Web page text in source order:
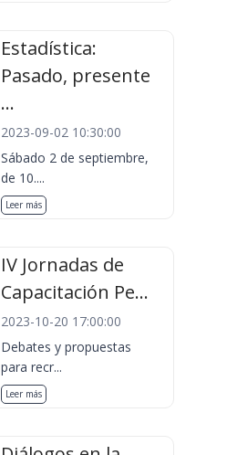
Estadística:
Pasado, presente
...
2023-09-02 10:30:00
Sábado 2 de septiembre,
de 10....
Leer más
IV Jornadas de
Capacitación Pe...
2023-10-20 17:00:00
Debates y propuestas
para recr...
Leer más